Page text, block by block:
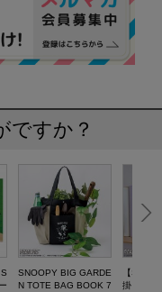
ですか？
SNOOPY BIG GARDE
N TOTE BAG BOOK 7
【SALE
掛け時